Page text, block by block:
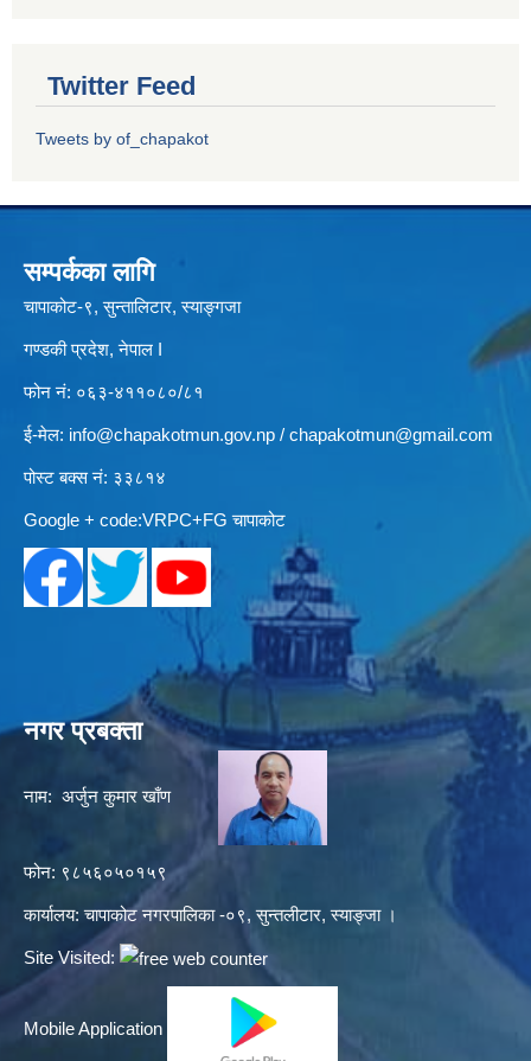
Twitter Feed
Tweets by of_chapakot
सम्पर्कका लागि
चापाकोट-९, सुन्तालिटार, स्याङ्गजा
गण्डकी प्रदेश, नेपाल I
फोन नं: ०६३-४११०८०/८१
ई-मेल: info@chapakotmun.gov.np / chapakotmun@gmail.com
पोस्ट बक्स नं: ३३८१४
Google + code:VRPC+FG चापाकोट
नगर प्रबक्ता
नाम: अर्जुन कुमार खाँण
फोन: ९८५६०५०१५९
कार्यालय: चापाकोट नगरपालिका -०९, सुन्तलीटार, स्याङ्जा ।
Site Visited:
Mobile Application